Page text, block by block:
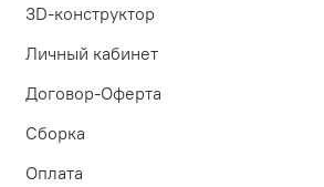
3D-конструктор
Личный кабинет
Договор-Оферта
Сборка
Оплата